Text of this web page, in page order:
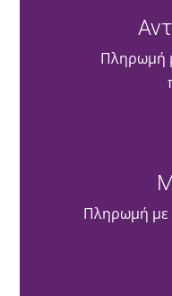
Πληρωμή
Πληρωμή με